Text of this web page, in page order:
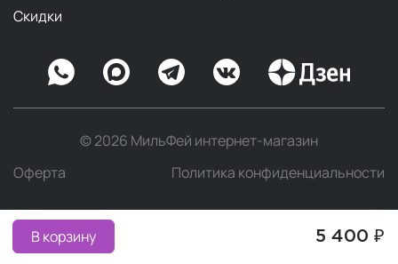
В корзину 5 400 ₽
Скидки
© 2026 МильФей интернет-магазин
Оферта
Политика конфиденциальности